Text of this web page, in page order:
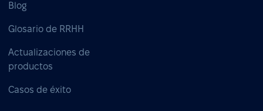
Blog
Glosario de RRHH
Actualizaciones de
productos
Casos de éxito